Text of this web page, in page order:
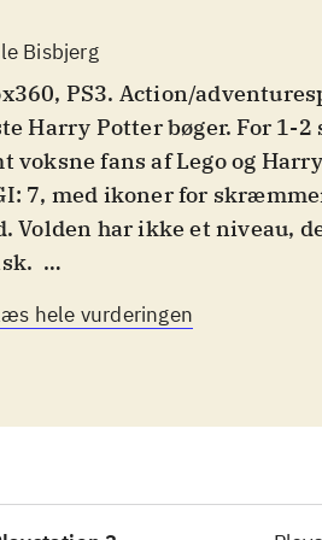
Bisbjerg
PS3. Action/
Potter bøger. For 1-2 spillere. For børn og unge 7-18 år,
voksne fans af Lego og
7, med ikoner for
Volden har ikke et niveau,
.
som Lego. Der er over
klodser. Der er også små
kan vælge hvad man har
eller flyve - det
hele vurderingen